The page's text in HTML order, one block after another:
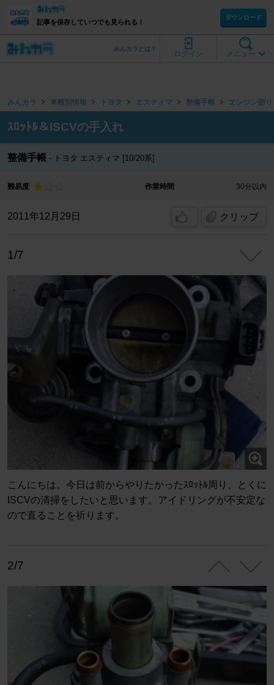
記事を保存していつでも見られる！
ダウンロード
メニュー
ログイン
みんカラとは？
みんカラ 車種別情報 トヨタ エスティマ 整備手帳 エンジン廻り
ｽﾛｯﾄﾙ＆ISCVの手入れ
整備手帳 トヨタ エスティマ [10/20系]
難易度 作業時間 30分以内
2011年12月29日 クリップ
1/7
こんにちは。今日は前からやりたかったｽﾛｯﾄﾙ周り、とくに
ISCVの清掃をしたいと思います。アイドリングが不安定な
ので直ることを祈ります。
2/7